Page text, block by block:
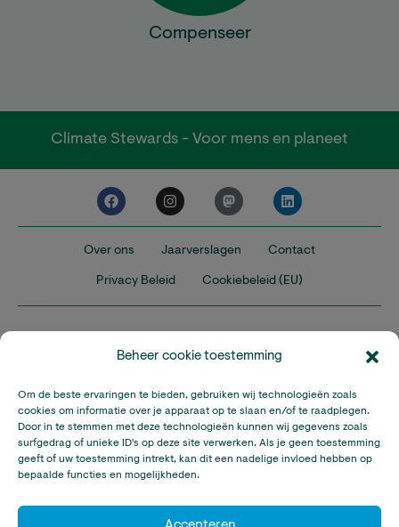
Beheer cookie toestemming
Om de beste ervaringen te bieden, gebruiken wij technologieën zoals
cookies om informatie over je apparaat op te slaan en/of te raadplegen.
Door in te stemmen met deze technologieën kunnen wij gegevens zoals
surfgedrag of unieke ID's op deze site verwerken. Als je geen toestemming
geeft of uw toestemming intrekt, kan dit een nadelige invloed hebben op
bepaalde functies en mogelijkheden.
Compenseer
Climate Stewards - Voor mens en planeet
Over ons Jaarverslagen Contact
Privacy Beleid Cookiebeleid (EU)
Nederland Verenigd Koninkrijk Verenigde Staten
Climate Stewards is onderdeel van Stichting A Rocha Nederland,
een geregistreerd goed doel in Nederland (RSIN: 815032924).
© Copyright Climate Stewards Ltd. – All rights reserved.